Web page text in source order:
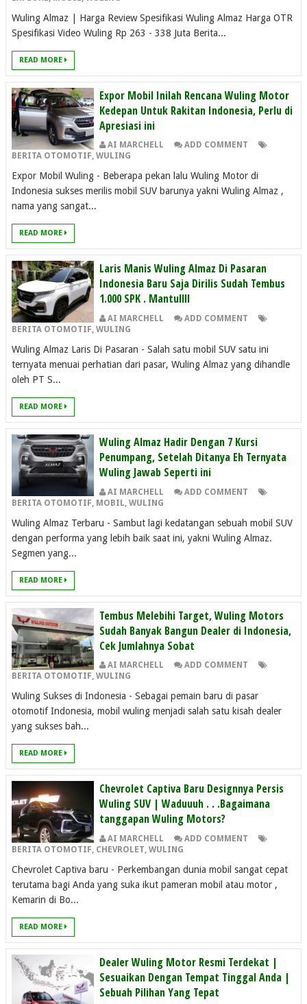
Wuling Almaz | Harga Review Spesifikasi Wuling Almaz Harga OTR
Spesifikasi Video Wuling Rp 263 - 338 Juta Berita...
READ MORE
Expor Mobil Inilah Rencana Wuling Motor
Kedepan Untuk Rakitan Indonesia, Perlu di
Apresiasi ini
AI MARCHELL
ADD COMMENT
BERITA OTOMOTIF, WULING
Expor Mobil Wuling - Beberapa pekan lalu Wuling Motor di
Indonesia sukses merilis mobil SUV barunya yakni Wuling Almaz ,
nama yang sangat...
READ MORE
Laris Manis Wuling Almaz Di Pasaran
Indonesia Baru Saja Dirilis Sudah Tembus
1.000 SPK . Mantullll
AI MARCHELL
ADD COMMENT
BERITA OTOMOTIF, WULING
Wuling Almaz Laris Di Pasaran - Salah satu mobil SUV satu ini
ternyata menuai perhatian dari pasar, Wuling Almaz yang dihandle
oleh PT S...
READ MORE
Wuling Almaz Hadir Dengan 7 Kursi
Penumpang, Setelah Ditanya Eh Ternyata
Wuling Jawab Seperti ini
AI MARCHELL
ADD COMMENT
BERITA OTOMOTIF MOBIL WULING
Wuling Almaz Terbaru - Sambut lagi kedatangan sebuah mobil SUV
dengan performa yang lebih baik saat ini, yakni Wuling Almaz.
Segmen yang...
READ MORE
Tembus Melebihi Target, Wuling Motors
Sudah Banyak Bangun Dealer di Indonesia,
Cek Jumlahnya Sobat
AI MARCHELL
ADD COMMENT
BERITA OTOMOTIF, WULING
Wuling Sukses di Indonesia - Sebagai pemain baru di pasar
otomotif Indonesia, mobil wuling menjadi salah satu kisah dealer
yang sukses bah...
READ MORE
Chevrolet Captiva Baru Designnya Persis
Wuling SUV | Waduuuh . . .Bagaimana
tanggapan Wuling Motors?
AI MARCHELL
ADD COMMENT
BERITA OTOMOTIF CHEVROLET WULING
Chevrolet Captiva baru - Perkembangan dunia mobil sangat cepat
terutama bagi Anda yang suka ikut pameran mobil atau motor ,
Kemarin di Bo...
READ MORE
Dealer Wuling Motor Resmi Terdekat |
Sesuaikan Dengan Tempat Tinggal Anda |
Sebuah Pilihan Yang Tepat